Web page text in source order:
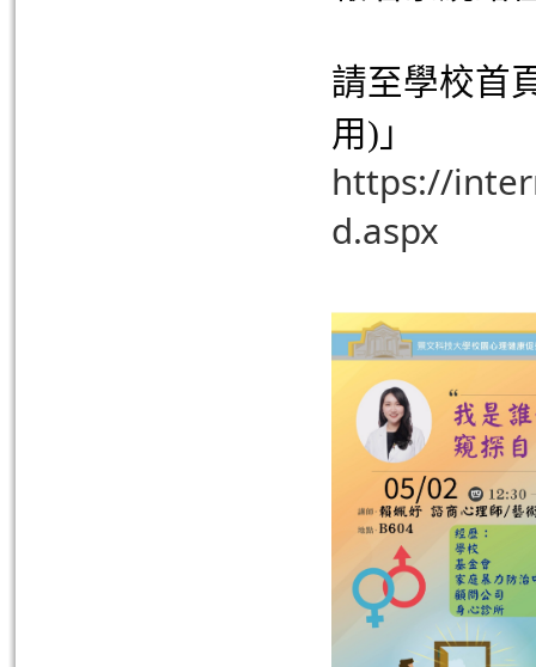
請至學校首
用)」
https://
d.aspx